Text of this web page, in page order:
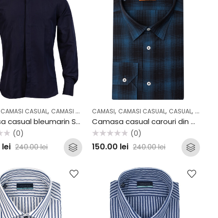
,CASUAL,COLECTII,OFFICE
CAMASI CASUAL, CAMASI OFFICE ,CASUAL,COLECTII,OFFICE,OUTLET
Camasa casual bleumarin Stansfield B62
(0)
lei 240.00lei
CAMASI, CAMASI CASUAL, CASUAL,
Camasa casual carouri din bumbac Stansfield C26
la
(0)
150.00 lei 240.00lei